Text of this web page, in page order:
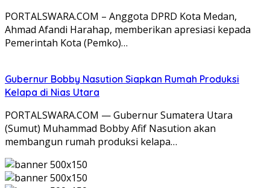
PORTALSWARA.COM – Anggota DPRD Kota Medan,
Ahmad Afandi Harahap, memberikan apresiasi kepada
Pemerintah Kota (Pemko)…
Gubernur Bobby Nasution Siapkan Rumah Produksi
Kelapa di Nias Utara
PORTALSWARA.COM — Gubernur Sumatera Utara
(Sumut) Muhammad Bobby Afif Nasution akan
membangun rumah produksi kelapa…